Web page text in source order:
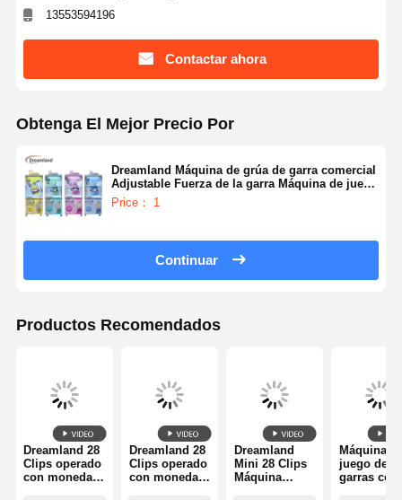
13553594196
Contactar ahora
Obtenga El Mejor Precio Por
Dreamland Máquina de grúa de garra comercial
Adjustable Fuerza de la garra Máquina de juego
de garra para centros comerciales de alto ROI y
FEC
Price： 1
Continuar
Productos Recomendados
Dreamland 28
Clips operado
con monedas
Dreamland 28
Clips operado
con monedas
Dreamland
Mini 28 Clips
Máquina
Máquina
juego de
garras con